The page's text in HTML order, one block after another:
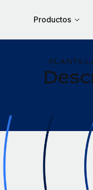
Productos